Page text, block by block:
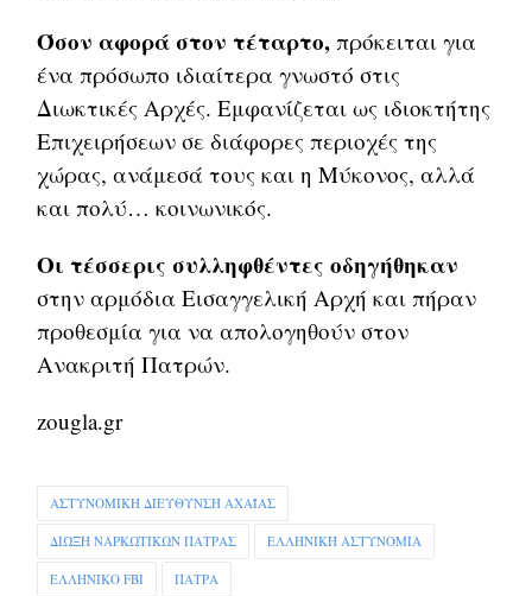
Όσον αφορά στον τέταρτο, πρόκειται για
ένα πρόσωπο ιδιαίτερα γνωστό στις
Διωκτικές Αρχές. Εμφανίζεται ως ιδιοκτήτης
Επιχειρήσεων σε διάφορες περιοχές της
χώρας, ανάμεσά τους και η Μύκονος, αλλά
και πολύ… κοινωνικός.
Οι τέσσερις συλληφθέντες οδηγήθηκαν
στην αρμόδια Εισαγγελική Αρχή και πήραν
προθεσμία για να απολογηθούν στον
Ανακριτή Πατρών.
zougla.gr
ΑΣΤΥΝΟΜΙΚΗ ΔΙΕΥΘΥΝΣΗ ΑΧΑΪΑΣ
ΔΙΩΞΗ ΝΑΡΚΩΤΙΚΩΝ ΠΑΤΡΑΣ ΕΛΛΗΝΙΚΗ ΑΣΤΥΝΟΜΙΑ
ΕΛΛΗΝΙΚΟ FBI ΠΑΤΡΑ